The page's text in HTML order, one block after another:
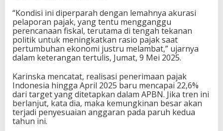
“Kondisi ini diperparah dengan lemahnya akurasi
pelaporan pajak, yang tentu mengganggu
perencanaan fiskal, terutama di tengah tekanan
politik untuk meningkatkan rasio pajak saat
pertumbuhan ekonomi justru melambat,” ujarnya
dalam keterangan tertulis, Jumat, 9 Mei 2025.
Karinska mencatat, realisasi penerimaan pajak
Indonesia hingga April 2025 baru mencapai 22,6%
dari target yang ditetapkan dalam APBN. Jika tren ini
berlanjut, kata dia, maka kemungkinan besar akan
terjadi penyesuaian anggaran pada paruh kedua
tahun ini.